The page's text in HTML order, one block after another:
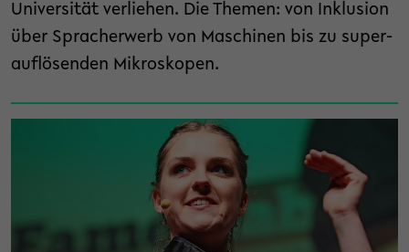
Universität verliehen. Die Themen: von Inklusion
über Spracherwerb von Maschinen bis zu super-
auflösenden Mikroskopen.